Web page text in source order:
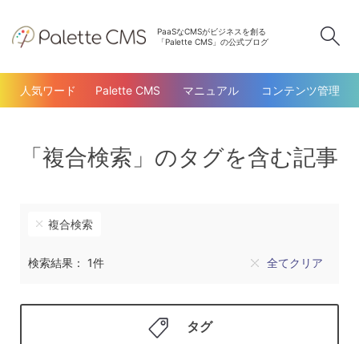
PaaSなCMSがビジネスを創る
「Palette CMS」の公式ブログ
人気ワード Palette CMS マニュアル コンテンツ管理
「複合検索」のタグを含む記事
複合検索
検索結果： 1件 全てクリア
タグ